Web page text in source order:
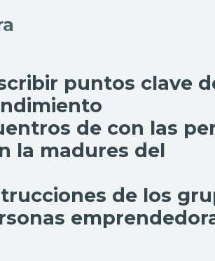
puntos clave
de con las
la madures del
de los